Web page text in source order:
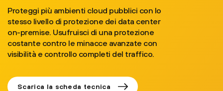
Proteggi più ambienti cloud pubblici con lo
stesso livello di protezione dei data center
on-premise. Usufruisci di una protezione
costante contro le minacce avanzate con
visibilità e controllo completi del traffico.
Scarica la scheda tecnica